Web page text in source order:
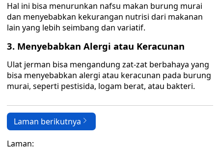
Hal ini bisa menurunkan nafsu makan burung murai
dan menyebabkan kekurangan nutrisi dari makanan
lain yang lebih seimbang dan variatif.
3. Menyebabkan Alergi atau Keracunan
Ulat jerman bisa mengandung zat-zat berbahaya yang
bisa menyebabkan alergi atau keracunan pada burung
murai, seperti pestisida, logam berat, atau bakteri.
Laman berikutnya
Laman: